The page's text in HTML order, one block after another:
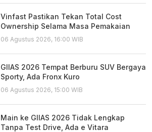
Vinfast Pastikan Tekan Total Cost
Ownership Selama Masa Pemakaian
06 Agustus 2026, 16:00 WIB
GIIAS 2026 Tempat Berburu SUV Bergaya
Sporty, Ada Fronx Kuro
06 Agustus 2026, 15:00 WIB
Main ke GIIAS 2026 Tidak Lengkap
Tanpa Test Drive, Ada e Vitara